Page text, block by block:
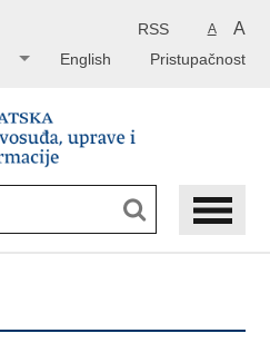
A A
RSS
Pristupačnost
English